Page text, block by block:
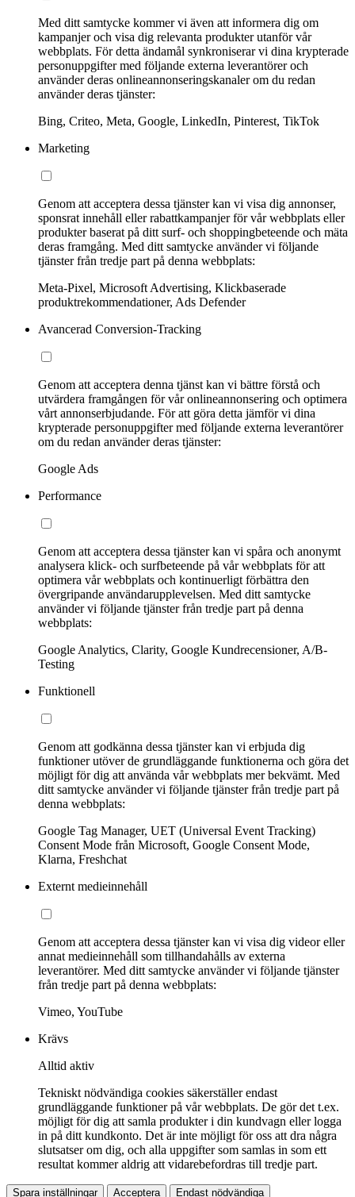
Med ditt samtycke kommer vi även att informera dig om
kampanjer och visa dig relevanta produkter utanför vår
webbplats. För detta ändamål synkroniserar vi dina krypterade
personuppgifter med följande externa leverantörer och
använder deras onlineannonseringskanaler om du redan
använder deras tjänster:
Bing, Criteo, Meta, Google, LinkedIn, Pinterest, TikTok
Marketing
Genom att acceptera dessa tjänster kan vi visa dig annonser,
sponsrat innehåll eller rabattkampanjer för vår webbplats eller
produkter baserat på ditt surf- och shoppingbeteende och mäta
deras framgång. Med ditt samtycke använder vi följande
tjänster från tredje part på denna webbplats:
Meta-Pixel, Microsoft Advertising, Klickbaserade
produktrekommendationer, Ads Defender
Avancerad Conversion-Tracking
Genom att acceptera denna tjänst kan vi bättre förstå och
utvärdera framgången för vår onlineannonsering och optimera
vårt annonserbjudande. För att göra detta jämför vi dina
krypterade personuppgifter med följande externa leverantörer
om du redan använder deras tjänster:
Google Ads
Performance
Genom att acceptera dessa tjänster kan vi spåra och anonymt
analysera klick- och surfbeteende på vår webbplats för att
optimera vår webbplats och kontinuerligt förbättra den
övergripande användarupplevelsen. Med ditt samtycke
använder vi följande tjänster från tredje part på denna
webbplats:
Google Analytics, Clarity, Google Kundrecensioner, A/B-
Testing
Funktionell
Genom att godkänna dessa tjänster kan vi erbjuda dig
funktioner utöver de grundläggande funktionerna och göra det
möjligt för dig att använda vår webbplats mer bekvämt. Med
ditt samtycke använder vi följande tjänster från tredje part på
denna webbplats:
Google Tag Manager, UET (Universal Event Tracking)
Consent Mode från Microsoft, Google Consent Mode,
Klarna, Freshchat
Externt medieinnehåll
Genom att acceptera dessa tjänster kan vi visa dig videor eller
annat medieinnehåll som tillhandahålls av externa
leverantörer. Med ditt samtycke använder vi följande tjänster
från tredje part på denna webbplats:
Vimeo, YouTube
Krävs
Alltid aktiv
Tekniskt nödvändiga cookies säkerställer endast
grundläggande funktioner på vår webbplats. De gör det t.ex.
möjligt för dig att samla produkter i din kundvagn eller logga
in på ditt kundkonto. Det är inte möjligt för oss att dra några
slutsatser om dig, och alla uppgifter som samlas in som ett
resultat kommer aldrig att vidarebefordras till tredje part.
Spara inställningar Acceptera Endast nödvändiga